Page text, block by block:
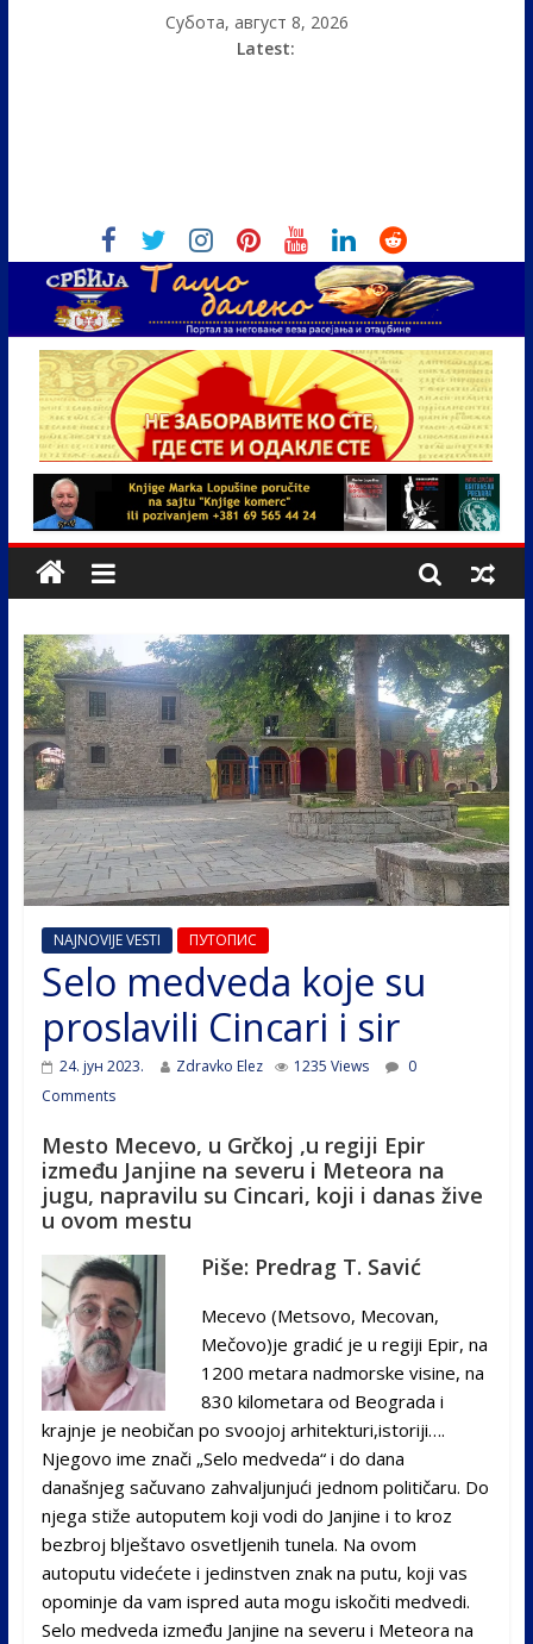
Субота, август 8, 2026
Latest:
NAJNOVIJE VESTI ПУТОПИС
Selo medveda koje su
proslavili Cincari i sir
24. јун 2023. Zdravko Elez 1235 Views
0
Comments
Mesto Mecevo, u Grčkoj ,u regiji Epir
između Janjine na severu i Meteora na
jugu, napravilu su Cincari, koji i danas žive
u ovom mestu
Piše: Predrag T. Savić
Mecevo (Metsovo, Mecovan,
Mečovo)je gradić je u regiji Epir, na
1200 metara nadmorske visine, na
830 kilometara od Beograda i
krajnje je neobičan po svoojoj arhitekturi,istoriji….
Njegovo ime znači „Selo medveda“ i do dana
današnjeg sačuvano zahvaljunjući jednom političaru. Do
njega stiže autoputem koji vodi do Janjine i to kroz
bezbroj blještavo osvetljenih tunela. Na ovom
autoputu videćete i jedinstven znak na putu, koji vas
opominje da vam ispred auta mogu iskočiti medvedi.
Selo medveda između Janjine na severu i Meteora na